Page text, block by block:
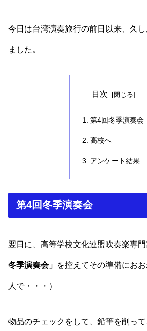
今日は台湾演奏旅行の前日以来、久
ました。
目次
第4回冬季演奏会
高校へ
アンケート結果
第4回冬季演奏会
翌日に、高等学校文化連盟吹奏楽専
冬季演奏会」 を控えてその準備にお
人で・・・）
物品のチェックをして、鉛筆を削っ